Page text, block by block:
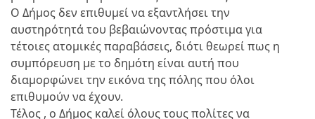
Ο Δήμος δεν επιθυμεί να εξαντλήσει την
αυστηρότητά του βεβαιώνοντας πρόστιμα για
τέτοιες ατομικές παραβάσεις, διότι θεωρεί πως η
συμπόρευση με το δημότη είναι αυτή που
διαμορφώνει την εικόνα της πόλης που όλοι
επιθυμούν να έχουν.
Τέλος , ο Δήμος καλεί όλους τους πολίτες να